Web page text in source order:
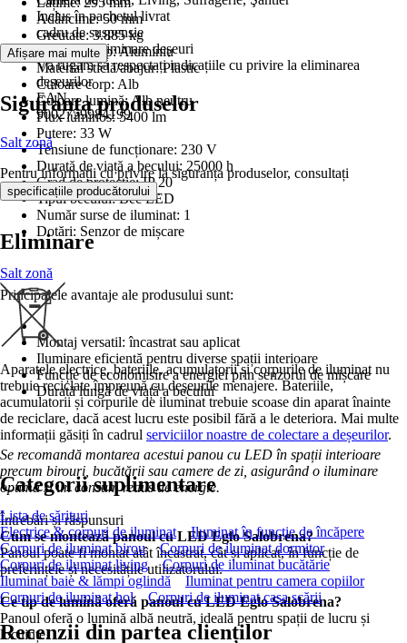
Inclus în pachetul livrat
cadru de suspensie
Informații eliminare deșeuri
Vă rugăm să respectați indicațiile cu privire la eliminarea
deșeurilor
EAN
9002759984199
Adâncime: 50 mm
Greutate: 3.885 kg
Material corp: Aluminiu
Material sticlă/abajur: Plastic
Culoare corp: Alb
Culoare lumină: Alb neutru
Flux luminos: 5400 lm
Putere: 33 W
Tensiune de funcționare: 230 V
Durată de viață a becului: 25000 h
Grad de protecție: IP 20
Tipul becului: Bec LED
Număr surse de iluminat: 1
Dotări: Senzor de mișcare
Principalele avantaje ale produsului sunt:
Montaj versatil: încastrat sau aplicat
Iluminare eficientă pentru diverse spații interioare
Funcție de economisire a energiei prin senzorul de mișcare
Durată lungă de viață a becului
Se recomandă montarea acestui panou cu LED în spații interioare
precum birouri, bucătării sau camere de zi, asigurând o iluminare
optimă și un consum redus de energie.
Întrebări și răspunsuri
Cum se montează panoul cu LED Eglo Salobrena?
Panoul poate fi montat atât încastrat, cât și aplicat, în funcție de
preferințele și necesitățile utilizatorului.
Ce tip de lumină oferă panoul cu LED Eglo Salobrena?
Panoul oferă o lumină albă neutră, ideală pentru spații de lucru și
locuințe.
Afișare mai multe
Siguranța produselor
Salt zonă
Pentru informații cu privire la siguranța produselor, consultați
specificațiile producătorului .
Eliminare
Salt zonă
Aparatele electrice, bateriile, acumulatorii și corpurile de iluminat nu
trebuie reciclate împreună cu deșeurile menajere. Bateriile,
acumulatorii și corpurile de iluminat trebuie scoase din aparat înainte
de reciclare, dacă acest lucru este posibil fără a le deteriora. Mai multe
informații găsiți în cadrul serviciilor noastre de colectare a deșeurilor.
Categorii suplimentare
Lista de sărituri
Electrice & corpuri de iluminat
Iluminat în funcție de încăpere
Corpuri de iluminat birou
Corpuri de iluminat dormitor
Corpuri de iluminat living
Corpuri de iluminat bucătărie
Iluminat baie & lămpi oglindă
Iluminat pentru camera copiilor
Corpuri de iluminat hol
Corpuri de iluminat casa scării
Recenzii din partea clienților